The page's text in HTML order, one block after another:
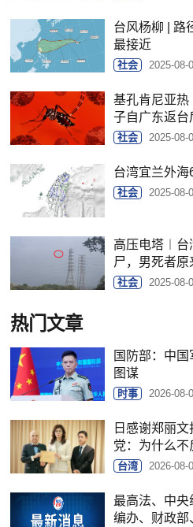
台风杨柳 | 路
最接近
社会 2025-08-
基孔肯尼亚
子自广东返台
社会 2025-08-
台湾宜兰外
社会 2025-08-
高压电塔︱
尸，男死者
社会 2025-08-
热门文章
国防部：中
图谋
时事 2026-08-
日感谢郑丽文
党：为什么不
台湾 2026-08-
最高法、中
编办、财政部